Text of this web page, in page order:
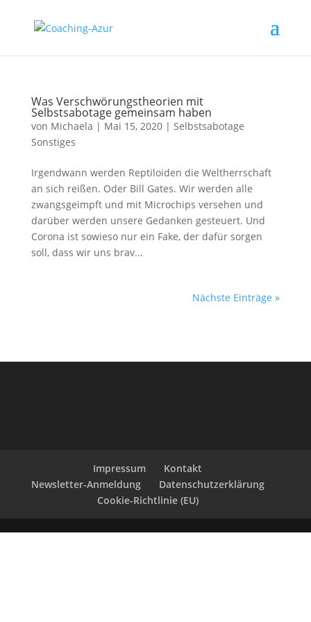
Was Verschwörungstheorien mit
Selbstsabotage gemeinsam haben
von Michaela | Mai 15, 2020| Selbstsabotage
Sonstiges
Irgendwann werden Reptiloiden die Weltherrschaft
an sich reißen. Oder Bill Gates. Wir werden alle
zwangsgeimpft und mit Microchips versehen und
darüber werden unsere Gedanken gesteuert. Und
Corona ist sowieso nur ein Fake, der dafür sorgen
soll, dass wir uns brav...
Nächste Einträge »
Impressum
Kontakt
Newsletter-Anmeldung
Datenschutzerklärung
Cookie-Richtlinie (EU)